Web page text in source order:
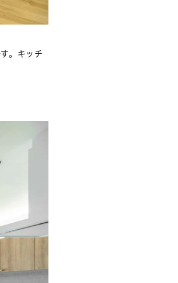
。キッチ